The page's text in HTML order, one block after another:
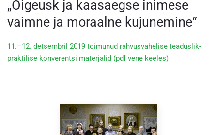
„Õigeusk ja kaasaegse inimese
vaimne ja moraalne kujunemine“
11.–12. detsembril 2019 toimunud rahvusvahelise teaduslik-
praktilise konverentsi materjalid (pdf vene keeles)